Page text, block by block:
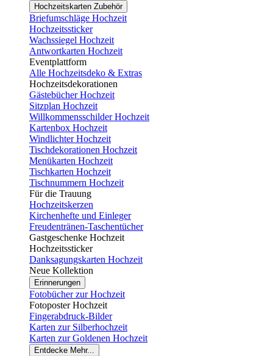
Hochzeitskarten Zubehör
Briefumschläge Hochzeit
Hochzeitssticker
Wachssiegel Hochzeit
Antwortkarten Hochzeit
Eventplattform
Alle Hochzeitsdeko & Extras
Hochzeitsdekorationen
Gästebücher Hochzeit
Sitzplan Hochzeit
Willkommensschilder Hochzeit
Kartenbox Hochzeit
Windlichter Hochzeit
Tischdekorationen Hochzeit
Menükarten Hochzeit
Tischkarten Hochzeit
Tischnummern Hochzeit
Für die Trauung
Hochzeitskerzen
Kirchenhefte und Einleger
Freudentränen-Taschentücher
Gastgeschenke Hochzeit
Hochzeitssticker
Danksagungskarten Hochzeit
Neue Kollektion
Erinnerungen
Fotobücher zur Hochzeit
Fotoposter Hochzeit
Fingerabdruck-Bilder
Karten zur Silberhochzeit
Karten zur Goldenen Hochzeit
Entdecke Mehr...